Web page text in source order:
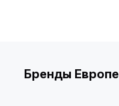
Бренды Европе